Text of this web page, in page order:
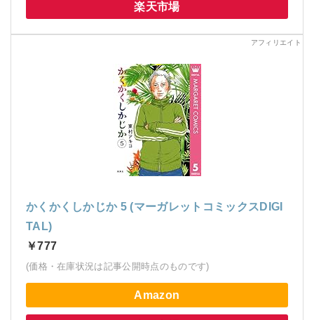
楽天市場
かくかくしかじか 5 (マーガレットコミックスDIGI
TAL)
￥777
(価格・在庫状況は記事公開時点のものです)
Amazon